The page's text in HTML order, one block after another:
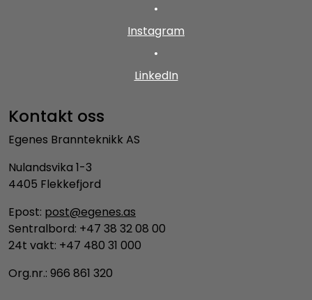
•
Instagram
•
LinkedIn
Kontakt oss
Egenes Brannteknikk AS
Nulandsvika 1-3
4405 Flekkefjord
Epost: post@egenes.as
Sentralbord: +47 38 32 08 00
24t vakt: +47 480 31 000
Org.nr.: 966 861 320